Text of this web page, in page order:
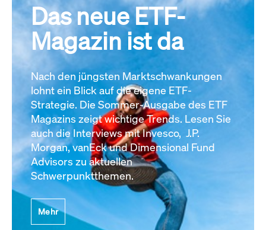
Das neue ETF-
Magazin ist da
Nach den jüngsten Marktschwankungen
lohnt ein Blick auf die eigene ETF-
Strategie. Die Sommer-Ausgabe des ETF
Magazins zeigt wichtige Trends. Lesen Sie
auch die Interviews mit Invesco, J.P.
Morgan, vanEck und Dimensional Fund
Advisors zu aktuellen
Schwerpunktthemen.
Mehr